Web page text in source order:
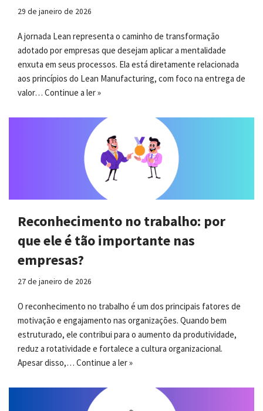
29 de janeiro de 2026
A jornada Lean representa o caminho de transformação
adotado por empresas que desejam aplicar a mentalidade
enxuta em seus processos. Ela está diretamente relacionada
aos princípios do Lean Manufacturing, com foco na entrega de
valor… Continue a ler »
Reconhecimento no trabalho: por
que ele é tão importante nas
empresas?
27 de janeiro de 2026
O reconhecimento no trabalho é um dos principais fatores de
motivação e engajamento nas organizações. Quando bem
estruturado, ele contribui para o aumento da produtividade,
reduz a rotatividade e fortalece a cultura organizacional.
Apesar disso,… Continue a ler »